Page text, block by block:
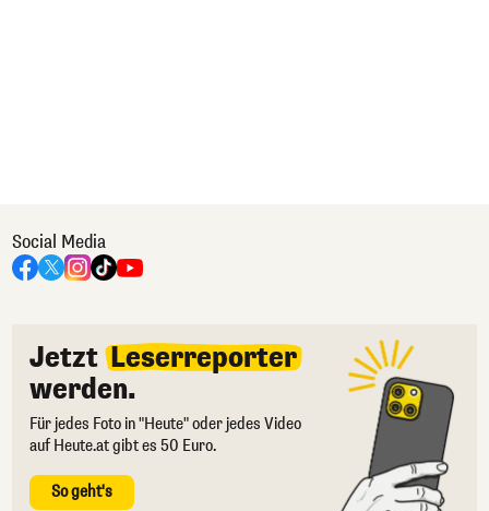
Social Media
Jetzt Leserreporter
werden.
Für jedes Foto in "Heute" oder jedes Video
auf Heute.at gibt es 50 Euro.
So geht's